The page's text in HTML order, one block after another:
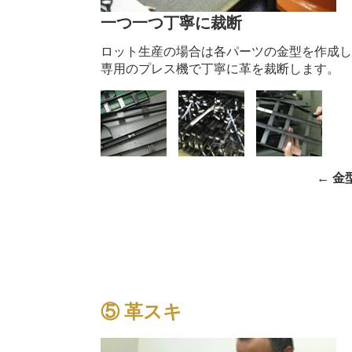
一つ一つ丁寧に裁断
ロット生産の場合は各パーツの金型を作成し
専用のプレス機で丁寧に革を裁断します。
← 金
⑤ 革スキ